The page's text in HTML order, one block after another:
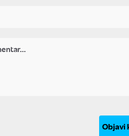
Objavi